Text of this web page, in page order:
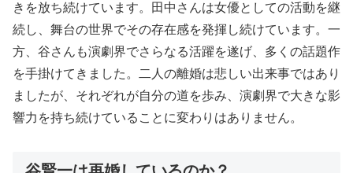
きを放ち続けています。田中さんは女優としての活動を継
続し、舞台の世界でその存在感を発揮し続けています。一
方、谷さんも演劇界でさらなる活躍を遂げ、多くの話題作
を手掛けてきました。二人の離婚は悲しい出来事ではあり
ましたが、それぞれが自分の道を歩み、演劇界で大きな影
響力を持ち続けていることに変わりはありません。